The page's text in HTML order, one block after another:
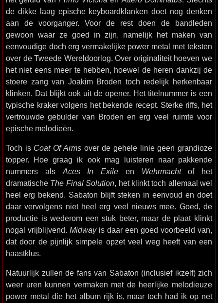
de dikke laag epische keyboardklanken doet nog denken
aan de voorganger. Voor de rest doen de bandleden
gewoon waar ze goed in zijn, namelijk het maken van
eenvoudige doch erg vermakelijke power metal met teksten
over de Tweede Wereldoorlog. Over originaliteit hoeven we
het niet eens meer te hebben, hoewel de heren dankzij de
stoere zang van Joakim Broden toch redelijk herkenbaar
klinken. Dat blijkt ook uit de opener. Het titelnummer is een
typische kraker volgens het bekende recept. Sterke riffs, het
vertrouwde gebulder van Broden en erg veel ruimte voor
epische melodieën.
Toch is Coat Of Armsover de gehele linie geen grandioze
topper. Hoe graag ik ook mag luisteren naar pakkende
nummers als Aces In Exile en Wehrmachtof het
dramatische The Final Solution, het klinkt toch allemaal wel
heel erg bekend. Sabaton blijft steken in eenvoud en doet
daar vervolgens niet heel erg veel nieuws mee. Goed, de
productie is wederom een stuk beter, maar de plaat klinkt
nogal vrijblijvend. Midwayis daar een goed voorbeeld van,
dat door de pijnlijk simpele opzet veel weg heeft van een
haastklus.
Natuurlijk zullen de fans van Sabaton (inclusief ikzelf) zich
weer uren kunnen vermaken met de heerlijke melodieuze
power metal die het album rijk is, maar toch had ik op net